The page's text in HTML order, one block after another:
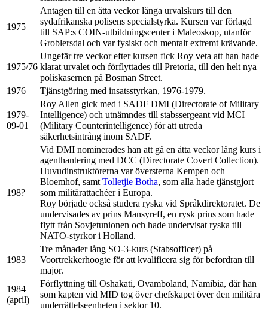
1975
Antagen till en åtta veckor långa urvalskurs till den
sydafrikanska polisens specialstyrka. Kursen var förlagd
till SAP:s COIN-utbildningscenter i Maleoskop, utanför
Groblersdal och var fysiskt och mentalt extremt krävande.
1975/76
Ungefär tre veckor efter kursen fick Roy veta att han hade
klarat urvalet och förflyttades till Pretoria, till den helt nya
poliskasernen på Bosman Street.
1976
Tjänstgöring med insatsstyrkan, 1976-1979.
1979-
09-01
Roy Allen gick med i SADF DMI (Directorate of Military
Intelligence) och utnämndes till stabssergeant vid MCI
(Military Counterintelligence) för att utreda
säkerhetsintrång inom SADF.
198?
Vid DMI nominerades han att gå en åtta veckor lång kurs i
agenthantering med DCC (Directorate Covert Collection).
Huvudinstruktörerna var översterna Kempen och
Bloemhof, samt Tolletjie Botha, som alla hade tjänstgjort
som militärattachéer i Europa.
Roy började också studera ryska vid Språkdirektoratet. De
undervisades av prins Mansyreff, en rysk prins som hade
flytt från Sovjetunionen och hade undervisat ryska till
NATO-styrkor i Holland.
1983
Tre månader lång SO-3-kurs (Stabsofficer) på
Voortrekkerhoogte för att kvalificera sig för befordran till
major.
1984
(april)
Förflyttning till Oshakati, Ovamboland, Namibia, där han
som kapten vid MID tog över chefskapet över den militära
underrättelseenheten i sektor 10.